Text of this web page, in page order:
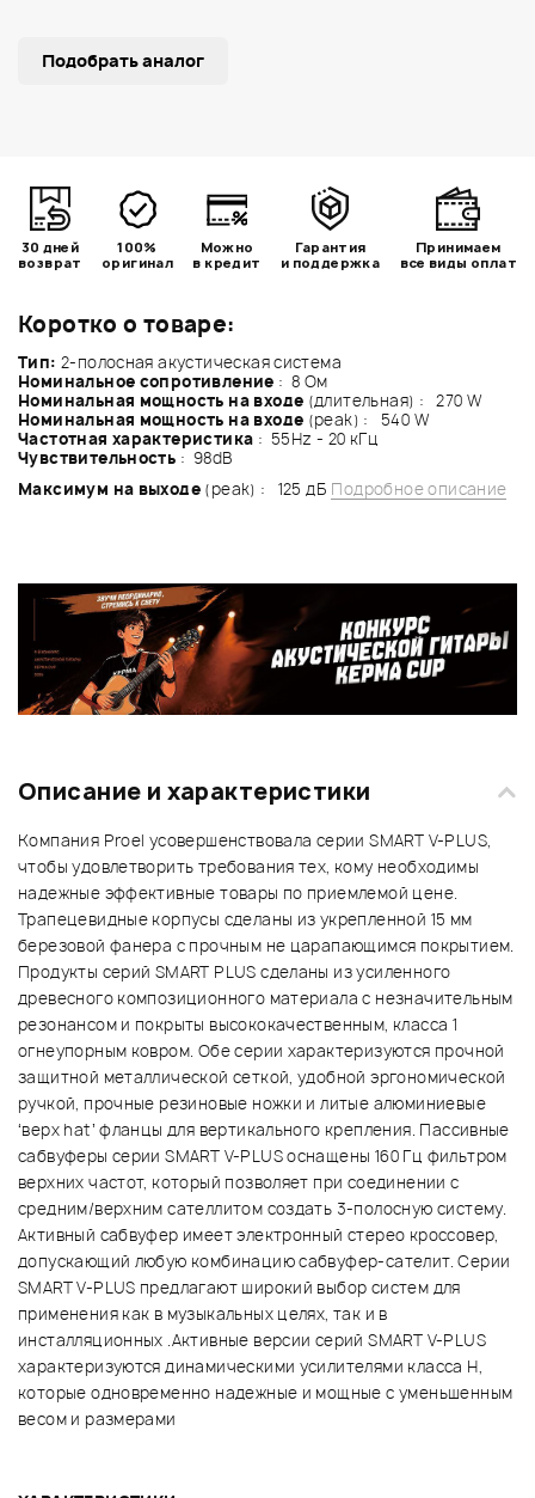
Коротко о товаре:
Тип: 2-полосная акустическая система
Номинальное сопротивление : 8 Ом
Номинальная мощность на входе (длительная) : 270 W
Номинальная мощность на входе (peak) : 540 W
Частотная характеристика : 55Hz - 20 кГц
Чувствительность : 98dB
Максимум на выходе (peak) : 125 дБ Подробное описание
Подобрать аналог
30 дней
возврат
100%
оригинал
Можно
в кредит
Гарантия
и поддержка
Принимаем
все виды оплат
Описание и характеристики
Компания Proel усовершенствовала серии SMART V-PLUS,
чтобы удовлетворить требования тех, кому необходимы
надежные эффективные товары по приемлемой цене.
Трапецевидные корпусы сделаны из укрепленной 15 мм
березовой фанера с прочным не царапающимся покрытием.
Продукты серий SMART PLUS сделаны из усиленного
древесного композиционного материала с незначительным
резонансом и покрыты высококачественным, класса 1
огнеупорным ковром. Обе серии характеризуются прочной
защитной металлической сеткой, удобной эргономической
ручкой, прочные резиновые ножки и литые алюминиевые
‘верх hat’ фланцы для вертикального крепления. Пассивные
сабвуферы серии SMART V-PLUS оснащены 160 Гц фильтром
верхних частот, который позволяет при соединении с
средним/верхним сателлитом создать 3-полосную систему.
Активный сабвуфер имеет электронный стерео кроссовер,
допускающий любую комбинацию сабвуфер-сателит. Серии
SMART V-PLUS предлагают широкий выбор систем для
применения как в музыкальных целях, так и в
инсталляционных .Активные версии серий SMART V-PLUS
характеризуются динамическими усилителями класса Н,
которые одновременно надежные и мощные с уменьшенным
весом и размерами